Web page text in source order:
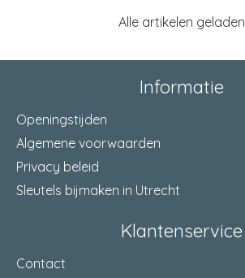
Alle artikelen geladen
Informatie
Openingstijden
Algemene voorwaarden
Privacy beleid
Sleutels bijmaken in Utrecht
Klantenservice
Contact